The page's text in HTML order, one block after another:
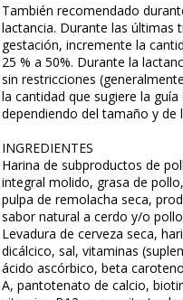
También recomendado
lactancia. Durante las últimas
gestación, incremente la
25 % a 50%. Durante la
sin restricciones
la cantidad que sugiere la
dependiendo del tamaño y de
INGREDIENTES
Harina de subproductos de
integral molido, grasa de
pulpa de remolacha seca,
sabor natural a cerdo y/o
Levadura de cerveza seca,
dicálcico, sal, vitaminas
ácido ascórbico, beta
A, pantotenato de calcio,